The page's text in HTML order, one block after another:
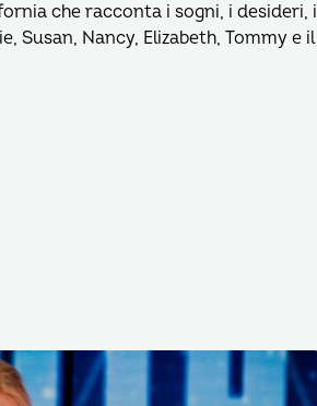
che racconta i sogni, i desideri, i
Susan, Nancy, Elizabeth, Tommy e il